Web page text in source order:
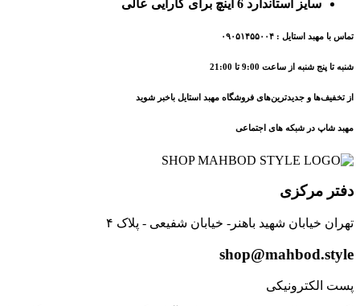
سایز استاندارد 6 اینچ برای کارایی عالی
تماس با مهبد استایل : ۰۹۰۵۱۴۵۵۰۰۴
شنبه تا پنج شنبه از ساعت 9:00 تا 21:00
از تخفیف‌ها و جدیدترین‌های فروشگاه مهبد استایل باخبر شوید
مهبد شاپ در شبکه های اجتماعی
دفتر مرکزی
تهران خیابان شهید باهنر- خیابان شفیعی - پلاک ۴
shop@mahbod.style
پست الکترونیکی